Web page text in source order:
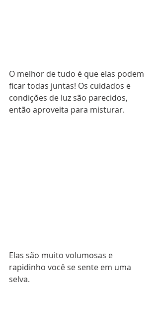
O melhor de tudo é que elas podem
ficar todas juntas! Os cuidados e
condições de luz são parecidos,
então aproveita para misturar.
Elas são muito volumosas e
rapidinho você se sente em uma
selva.